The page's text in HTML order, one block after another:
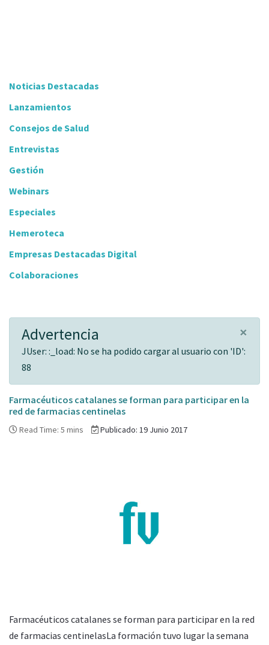
Noticias Destacadas
Lanzamientos
Consejos de Salud
Entrevistas
Gestión
Webinars
Especiales
Hemeroteca
Empresas Destacadas Digital
Colaboraciones
×
Advertencia
JUser: :_load: No se ha podido cargar al usuario con 'ID':
88
Farmacéuticos catalanes se forman para participar en la
red de farmacias centinelas
Read Time: 5 mins Publicado: 19 Junio 2017
Farmacéuticos catalanes se forman para participar en la red
de farmacias centinelasLa formación tuvo lugar la semana